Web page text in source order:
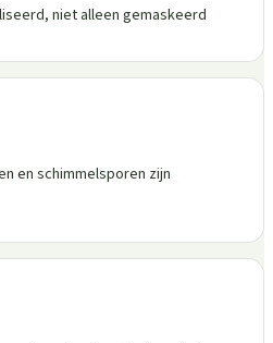
niet alleen gemaskeerd
en schimmelsporen zijn